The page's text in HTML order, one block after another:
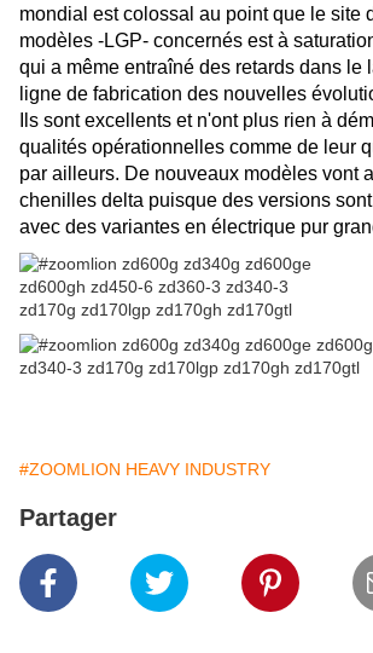
mondial est colossal au point que le site
modèles -LGP- concernés est à
qui a même entraîné des retards dans le
ligne de fabrication des nouvelles
Ils sont excellents et n'ont plus rien à
qualités opérationnelles comme de leur
par ailleurs. De nouveaux modèles vont
chenilles delta puisque des versions
avec des variantes en électrique pur
#ZOOMLION HEAVY INDUSTRY
Partager